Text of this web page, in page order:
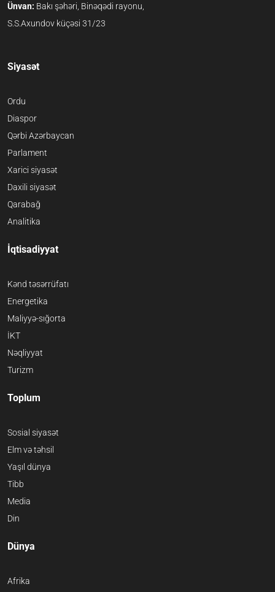
Ünvan: Bakı şəhəri, Binəqədi rayonu,
S.S.Axundov küçəsi 31/23
Siyasət
Ordu
Diaspor
Qərbi Azərbaycan
Parlament
Xarici siyasət
Daxili siyasət
Qarabağ
Analitika
İqtisadiyyat
Kənd təsərrüfatı
Energetika
Maliyyə-sığorta
İKT
Nəqliyyat
Turizm
Toplum
Sosial siyasət
Elm və təhsil
Yaşıl dünya
Tibb
Media
Din
Dünya
Afrika